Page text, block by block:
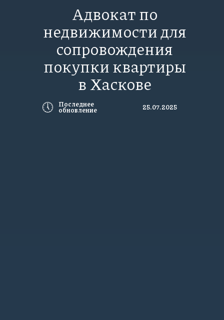
Адвокат по
недвижимости для
сопровождения
покупки квартиры
в Хаскове
🕔 Последнее
обновление 25.07.2025